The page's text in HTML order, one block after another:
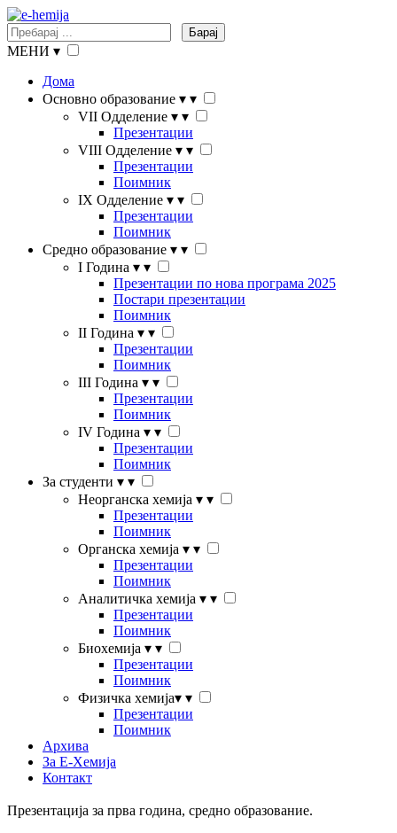
Барај
МЕНИ ▾
Дома
Основно образование ▾ ▾
VII Одделение ▾ ▾
Презентации
VIII Одделение ▾ ▾
Презентации
Поимник
IX Одделение ▾ ▾
Презентации
Поимник
Средно образование ▾ ▾
I Година ▾ ▾
Презентации по нова програма 2025
Постари презентации
Поимник
II Година ▾ ▾
Презентации
Поимник
III Година ▾ ▾
Презентации
Поимник
IV Година ▾ ▾
Презентации
Поимник
За студенти ▾ ▾
Неорганска хемија ▾ ▾
Презентации
Поимник
Органска хемија ▾ ▾
Презентации
Поимник
Аналитичка хемија ▾ ▾
Презентации
Поимник
Биохемија ▾ ▾
Презентации
Поимник
Физичка хемија▾ ▾
Презентации
Поимник
Архива
За Е-Хемија
Контакт
Презентација за прва година, средно образование.